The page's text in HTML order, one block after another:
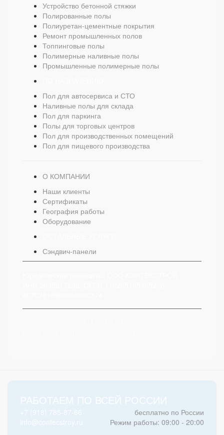
Устройство бетонной стяжки
Полированные полы
Полиуретан-цементные покрытия
Ремонт промышленных полов
Топпинговые полы
Полимерные наливные полы
Промышленные полимерные полы
Пол для автосервиса и СТО
Наливные полы для склада
Пол для паркинга
Полы для торговых центров
Пол для производственных помещений
Пол для пищевого производства
О КОМПАНИИ
Наши клиенты
Сертификаты
География работы
Оборудование
Сэндвич-панели
РАБОТАЕМ ПО ВСЕЙ РОССИИ
+7 (918) 785-87-66
бесплатно по России
info@contecstroy.ru
Режим работы: 09:00 - 20:00